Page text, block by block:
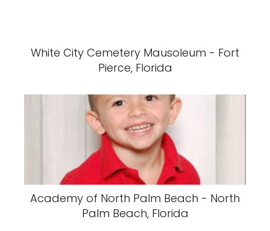
White City Cemetery Mausoleum - Fort
Pierce, Florida
Academy of North Palm Beach - North
Palm Beach, Florida